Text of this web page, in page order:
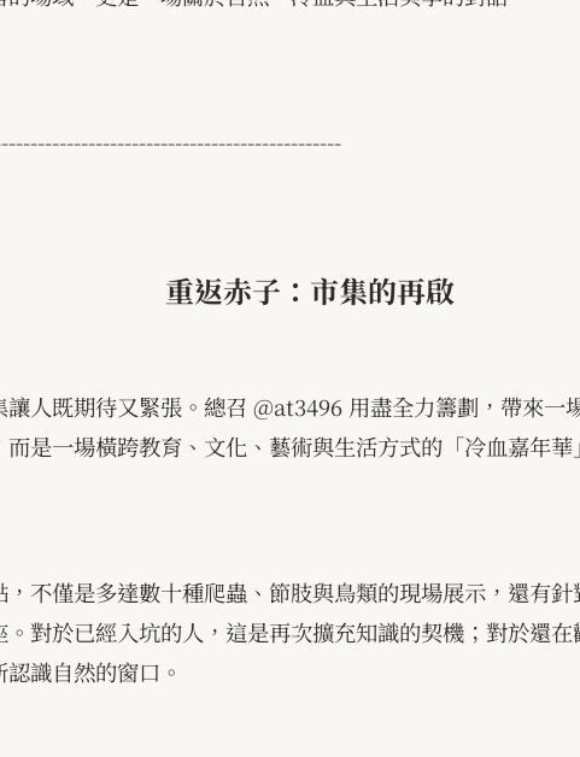
重返赤子：市集的再啟
讓人既期待又緊張。總召 @at3496 用盡全力籌劃，帶來一
而是一場橫跨教育、文化、藝術與生活方式的「冷血嘉年華
，不僅是多達數十種爬蟲、節肢與鳥類的現場展示，還有
。對於已經入坑的人，這是再次擴充知識的契機；對於還
識自然的窗口。